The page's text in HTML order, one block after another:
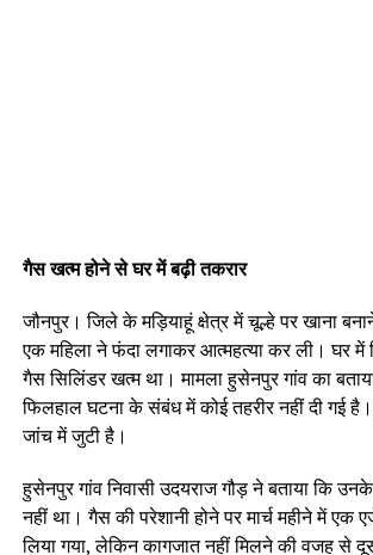
गैस खत्म होने से घर में बढ़ी तकरार
जौनपुर। जिले के मड़ियाहूं क्षेत्र में चूल्हे पर खाना
एक महिला ने फंदा लगाकर आत्महत्या कर ली। घर में
गैस सिलिंडर खत्म था। मामला हुसेनपुर गांव का
फिलहाल घटना के संबंध में कोई तहरीर नहीं दी गई
जांच में जुटी है।
हुसेनपुर गांव निवासी उदयराज गौड़ ने बताया कि
नहीं था। गैस की परेशानी होने पर मार्च महीने में एक
लिया गया, लेकिन कागजात नहीं मिलने की वजह से